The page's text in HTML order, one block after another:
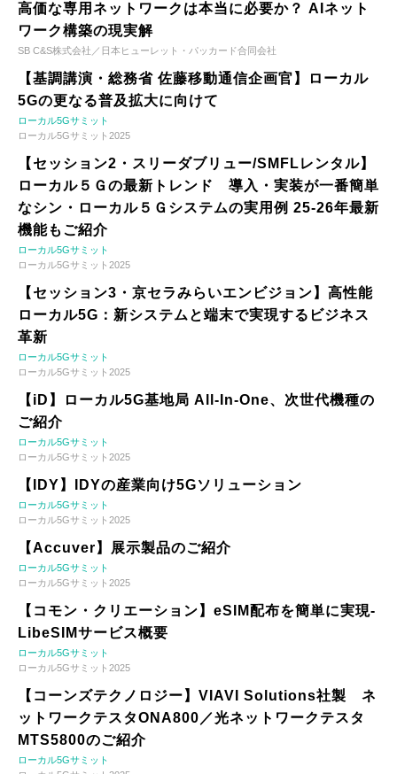
高価な専用ネットワークは本当に必要か？ AIネット
ワーク構築の現実解
SB C&S株式会社／日本ヒューレット・パッカード合同会社
【基調講演・総務省 佐藤移動通信企画官】ローカル
5Gの更なる普及拡大に向けて
ローカル5Gサミット
ローカル5Gサミット2025
【セッション2・スリーダブリュー/SMFLレンタル】
ローカル５Ｇの最新トレンド 導入・実装が一番簡単
なシン・ローカル５Ｇシステムの実用例 25-26年最新
機能もご紹介
ローカル5Gサミット
ローカル5Gサミット2025
【セッション3・京セラみらいエンビジョン】高性能
ローカル5G：新システムと端末で実現するビジネス
革新
ローカル5Gサミット
ローカル5Gサミット2025
【iD】ローカル5G基地局 All-In-One、次世代機種の
ご紹介
ローカル5Gサミット
ローカル5Gサミット2025
【IDY】IDYの産業向け5Gソリューション
ローカル5Gサミット
ローカル5Gサミット2025
【Accuver】展示製品のご紹介
ローカル5Gサミット
ローカル5Gサミット2025
【コモン・クリエーション】eSIM配布を簡単に実現-
LibeSIMサービス概要
ローカル5Gサミット
ローカル5Gサミット2025
【コーンズテクノロジー】VIAVI Solutions社製 ネ
ットワークテスタONA800／光ネットワークテスタ
MTS5800のご紹介
ローカル5Gサミット